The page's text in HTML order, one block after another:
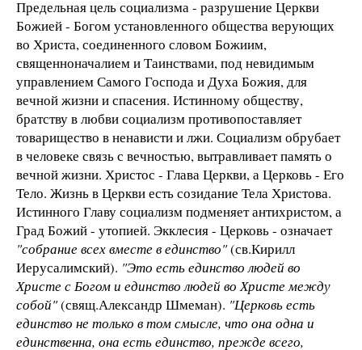
Предельная цель социализма - разрушение Церкви
Божией - Богом установленного общества верующих
во Христа, соединенного словом Божиим,
священноначалием и Таинствами, под невидимым
управлением Самого Господа и Духа Божия, для
вечной жизни и спасения. Истинному обществу,
братству в любви социализм противопоставляет
товарищество в ненависти и лжи. Социализм обрубает
в человеке связь с вечностью, вытравливает память о
вечной жизни. Христос - Глава Церкви, а Церковь - Его
Тело. Жизнь в Церкви есть созидание Тела Христова.
Истинного Главу социализм подменяет антихристом, а
Град Божий - утопией. Экклесия - Церковь - означает
"собрание всех вместе в единство"(св.Кирилл
Иерусалимский). "Это есть единство людей во
Христе с Богом и единство людей во Христе между
собой"(свящ.Александр Шмеман). "Церковь есть
единство не только в том смысле, что она одна и
единственна, она есть единство, прежде всего,